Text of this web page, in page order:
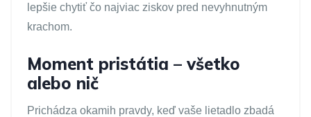
lepšie chytiť čo najviac ziskov pred nevyhnutným
krachom.
Moment pristátia – všetko
alebo nič
Prichádza okamih pravdy, keď vaše lietadlo zbadá